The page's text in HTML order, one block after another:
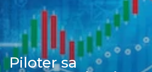
Piloter sa